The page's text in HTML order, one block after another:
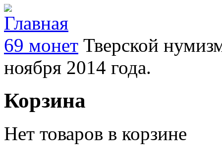
69 монет Тверской
ноября 2014 года.
Корзина
Нет товаров в корзине